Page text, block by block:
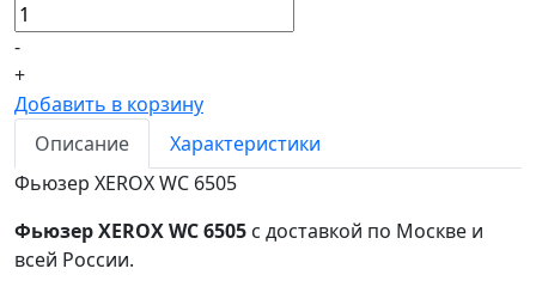
-
+
Добавить в корзину
Описание
Характеристики
Фьюзер XEROX WC 6505
Фьюзер XEROX WC 6505 с доставкой по Москве и
всей России.